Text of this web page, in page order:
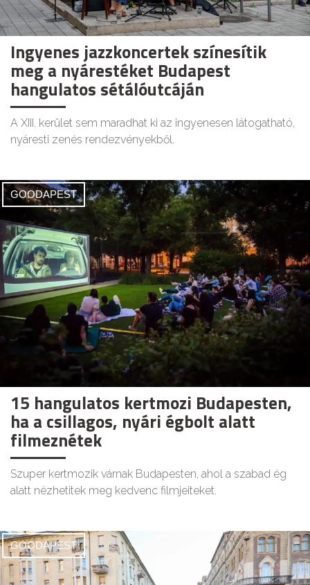
Ingyenes jazzkoncertek színesítik
meg a nyárestéket Budapest
hangulatos sétálóutcáján
A XIII. kerület sem maradhat ki az ingyenesen látogatható,
nyáresti zenés rendezvényekből.
GOODAPEST
15 hangulatos kertmozi Budapesten,
ha a csillagos, nyári égbolt alatt
filmeznétek
Szuper kertmozik várnak Budapesten, ahol a szabad ég
alatt nézhetitek meg kedvenc filmjeiteket.
GOODAPEST